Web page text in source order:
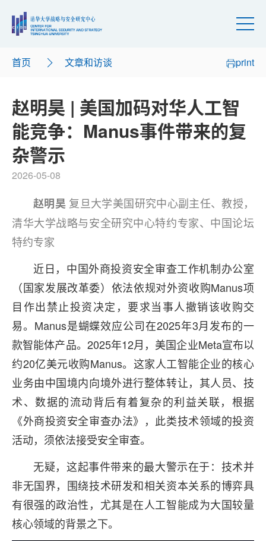
首页 文章和访谈 print
赵明昊 | 美国加码对华人工智
能竞争：Manus事件带来的复
杂警示
2026-05-08
赵明昊 复旦大学美国研究中心副主任、教授，
清华大学战略与安全研究中心特约专家、中国论坛
特约专家
近日，中国外商投资安全审查工作机制办公室
（国家发展改革委）依法依规对外资收购Manus项
目作出禁止投资决定，要求当事人撤销该收购交
易。Manus是蝴蝶效应公司在2025年3月发布的一
款智能体产品。2025年12月，美国企业Meta宣布以
约20亿美元收购Manus。这家人工智能企业的核心
业务由中国境内向境外进行整体转让，其人员、技
术、数据的流动背后有着复杂的利益关联，根据
《外商投资安全审查办法》，此类技术领域的投资
活动，须依法接受安全审查。
无疑，这起事件带来的最大警示在于：技术并
非无国界，围绕技术研发和相关资本关系的博弈具
有很强的政治性，尤其是在人工智能成为大国较量
核心领域的背景之下。